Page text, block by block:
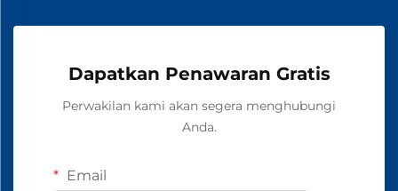
Dapatkan Penawaran Gratis
Perwakilan kami akan segera menghubungi
Anda.
Email